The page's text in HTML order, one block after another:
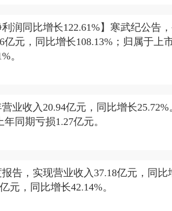
利润同比增长122.61%】寒武纪公告
亿元，同比增长108.13%；归属于上
。
业收入20.94亿元，同比增长
同期亏损1.27亿元。
告，实现营业收入37.18亿元，同比
元，同比增长42.14%。